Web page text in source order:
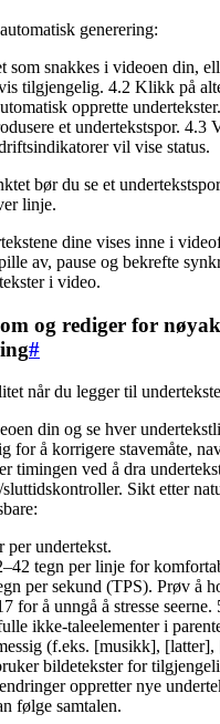
generering:
som snakkes i videoen din,
tilgjengelig. 4.2 Klikk på
opprette
et undertekstspor. 4.3
vil vise status.
bør du se et
linje.
dine vises inne i
av, pause og bekrefte
i video.
og rediger for
#
når du legger til
din og se hver
for å korrigere stavemåte,
timingen ved å dra
Sikt etter
per undertekst.
tegn per linje for
per sekund (TPS). Prøv å
for å unngå å stresse
ikke-taleelementer i
(f.eks. [musikk], [latter],
bildetekster for
oppretter nye
følge samtalen.